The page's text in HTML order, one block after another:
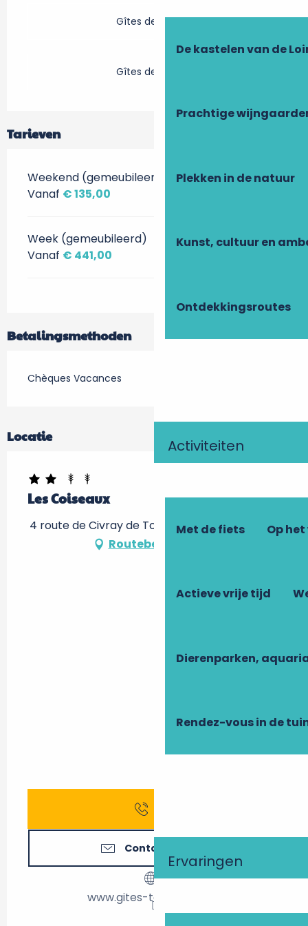
De kastelen van de
Prachtige
Plekken in de natuur
Kunst, cultuur en
Ontdekkingsroutes
Activiteiten
Met de fiets Op
Actieve vrije tijd
Dierenparken,
Rendez-vous in de
Ervaringen
Gîtes de France
Gîtes de France
Tarieven
Weekend (gemeubileerd)
Vanaf € 135,00
Week (gemeubileerd)
Vanaf € 441,00
Betalingsmethoden
Chèques Vacances
Locatie
Les Coiseaux
4 route de Civray de Touraine, 37400 Amboise
Routebeschrijving
Contacteer ons
www.gites-touraine.com